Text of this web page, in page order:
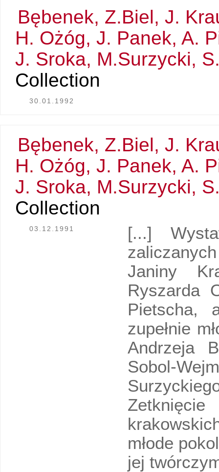
Bębenek, Z.Biel, J.
H. Ożóg, J. Panek, A.
J. Sroka, M.Surzycki,
Collection
30.01.1992
Bębenek, Z.Biel, J.
H. Ożóg, J. Panek, A.
J. Sroka, M.Surzycki,
Collection
03.12.1991
[...]
Janiny
Ryszarda
Pietscha,
zupełnie
Andrzeja
Sobol-
młode
jej